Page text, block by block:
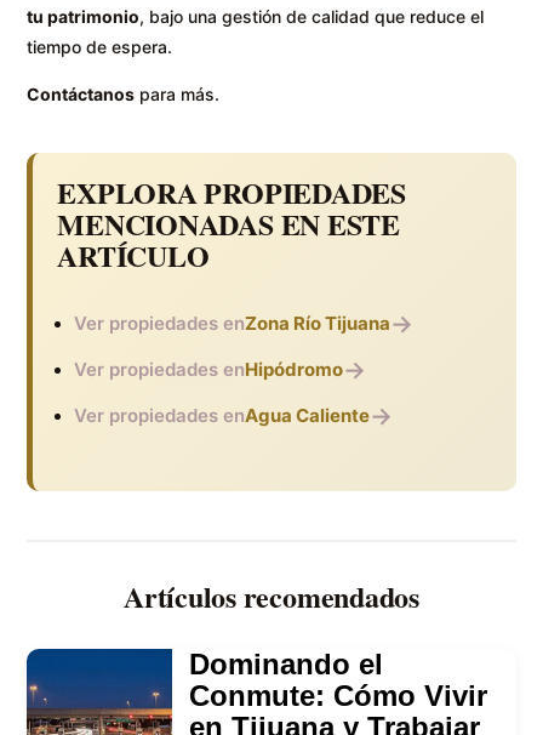
tu patrimonio, bajo una gestión de calidad que reduce el
tiempo de espera.
Contáctanos para más.
EXPLORA PROPIEDADES
MENCIONADAS EN ESTE
ARTÍCULO
Ver propiedades enZona Río Tijuana→
Ver propiedades enHipódromo→
Ver propiedades enAgua Caliente→
Artículos recomendados
Dominando el
Conmute: Cómo Vivir
en Tijuana y Trabajar